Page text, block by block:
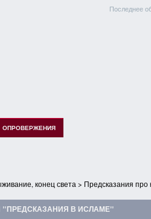
Последнее
ОПРОВЕРЖЕНИЯ
конец света > Предсказания про
"ПРЕДСКАЗАНИЯ В ИСЛАМЕ"